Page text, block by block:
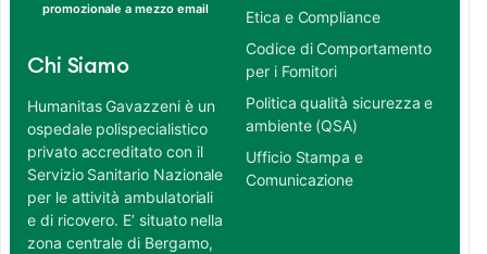
promozionale a mezzo email
Chi Siamo
Humanitas Gavazzeni è un
ospedale polispecialistico
privato accreditato con il
Servizio Sanitario Nazionale
per le attività ambulatoriali
e di ricovero. E’ situato nella
zona centrale di Bergamo,
Etica e Compliance
Codice di Comportamento
per i Fornitori
Politica qualità sicurezza e
ambiente (QSA)
Ufficio Stampa e
Comunicazione